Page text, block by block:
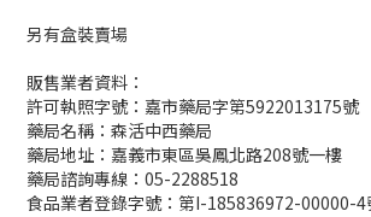
另有盒裝賣場
販售業者資料：
許可執照字號：嘉市藥局字第5922013175號
藥局名稱：森活中西藥局
藥局地址：嘉義市東區吳鳳北路208號一樓
藥局諮詢專線：05-2288518
食品業者登錄字號：第I-185836972-00000-4